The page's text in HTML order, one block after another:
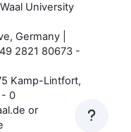
University
Germany |
2821 80673 -
Kamp-Lintfort,
- 0
or